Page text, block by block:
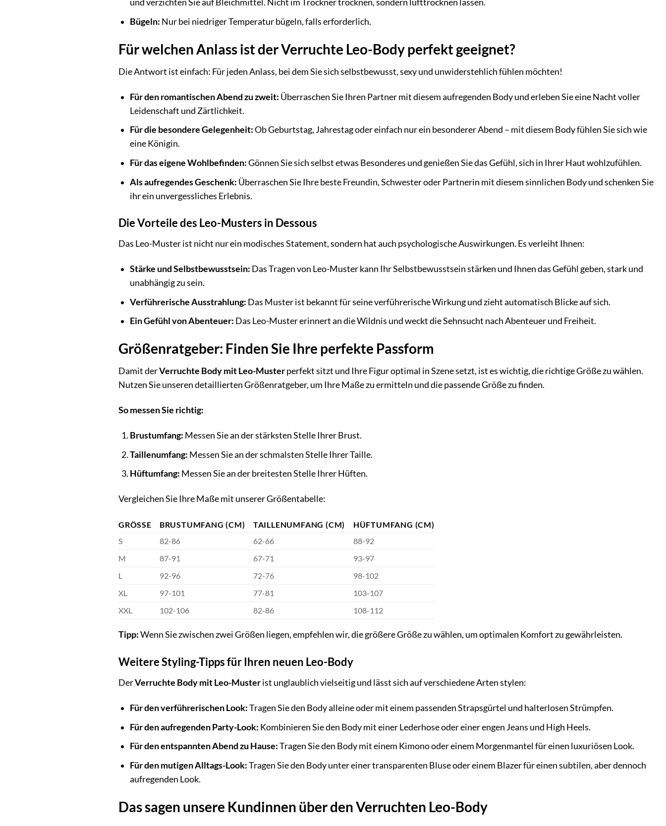
und verzichten Sie auf Bleichmittel. Nicht im Trockner trocknen, sondern lufttrocknen lassen.
Bügeln: Nur bei niedriger Temperatur bügeln, falls erforderlich.
Für welchen Anlass ist der Verruchte Leo-Body perfekt geeignet?
Die Antwort ist einfach: Für jeden Anlass, bei dem Sie sich selbstbewusst, sexy und unwiderstehlich fühlen möchten!
Für den romantischen Abend zu zweit: Überraschen Sie Ihren Partner mit diesem aufregenden Body und erleben Sie eine Nacht voller
Leidenschaft und Zärtlichkeit.
Für die besondere Gelegenheit:Ob Geburtstag, Jahrestag oder einfach nur ein besonderer Abend – mit diesem Body fühlen Sie sich wie
eine Königin.
Für das eigene Wohlbefinden:Gönnen Sie sich selbst etwas Besonderes und genießen Sie das Gefühl, sich in Ihrer Haut wohlzufühlen.
Als aufregendes Geschenk: Überraschen Sie Ihre beste Freundin, Schwester oder Partnerin mit diesem sinnlichen Body und schenken Sie
ihr ein unvergessliches Erlebnis.
Die Vorteile des Leo-Musters in Dessous
Das Leo-Muster ist nicht nur ein modisches Statement, sondern hat auch psychologische Auswirkungen. Es verleiht Ihnen:
Stärke und Selbstbewusstsein: Das Tragen von Leo-Muster kann Ihr Selbstbewusstsein stärken und Ihnen das Gefühl geben, stark und
unabhängig zu sein.
Verführerische Ausstrahlung: Das Muster ist bekannt für seine verführerische Wirkung und zieht automatisch Blicke auf sich.
Ein Gefühl von Abenteuer: Das Leo-Muster erinnert an die Wildnis und weckt die Sehnsucht nach Abenteuer und Freiheit.
Größenratgeber: Finden Sie Ihre perfekte Passform
Damit derVerruchte Body mit Leo-Musterperfekt sitzt und Ihre Figur optimal in Szene setzt, ist es wichtig, die richtige Größe zu wählen.
Nutzen Sie unseren detaillierten Größenratgeber, um Ihre Maße zu ermitteln und die passende Größe zu finden.
So messen Sie richtig:
Brustumfang: Messen Sie an der stärksten Stelle Ihrer Brust.
Taillenumfang: Messen Sie an der schmalsten Stelle Ihrer Taille.
Hüftumfang: Messen Sie an der breitesten Stelle Ihrer Hüften.
Vergleichen Sie Ihre Maße mit unserer Größentabelle:
GRÖSSE BRUSTUMFANG (CM) TAILLENUMFANG (CM)
HÜFTUMFANG (CM)
S
82-86 62-66
88-92
M
87-91 67-71
93-97
L
92-96 72-76
98-102
XL
97-101 77-81
103-107
XXL
102-106 82-86 108-112
Tipp:Wenn Sie zwischen zwei Größen liegen, empfehlen wir, die größere Größe zu wählen, um optimalen Komfort zu gewährleisten.
Weitere Styling-Tipps für Ihren neuen Leo-Body
DerVerruchte Body mit Leo-Musterist unglaublich vielseitig und lässt sich auf verschiedene Arten stylen:
Für den verführerischen Look:Tragen Sie den Body alleine oder mit einem passenden Strapsgürtel und halterlosen Strümpfen.
Für den aufregenden Party-Look: Kombinieren Sie den Body mit einer Lederhose oder einer engen Jeans und High Heels.
Für den entspannten Abend zu Hause:Tragen Sie den Body mit einem Kimono oder einem Morgenmantel für einen luxuriösen Look.
Für den mutigen Alltags-Look:Tragen Sie den Body unter einer transparenten Bluse oder einem Blazer für einen subtilen, aber dennoch
aufregenden Look.
Das sagen unsere Kundinnen über den Verruchten Leo-Body